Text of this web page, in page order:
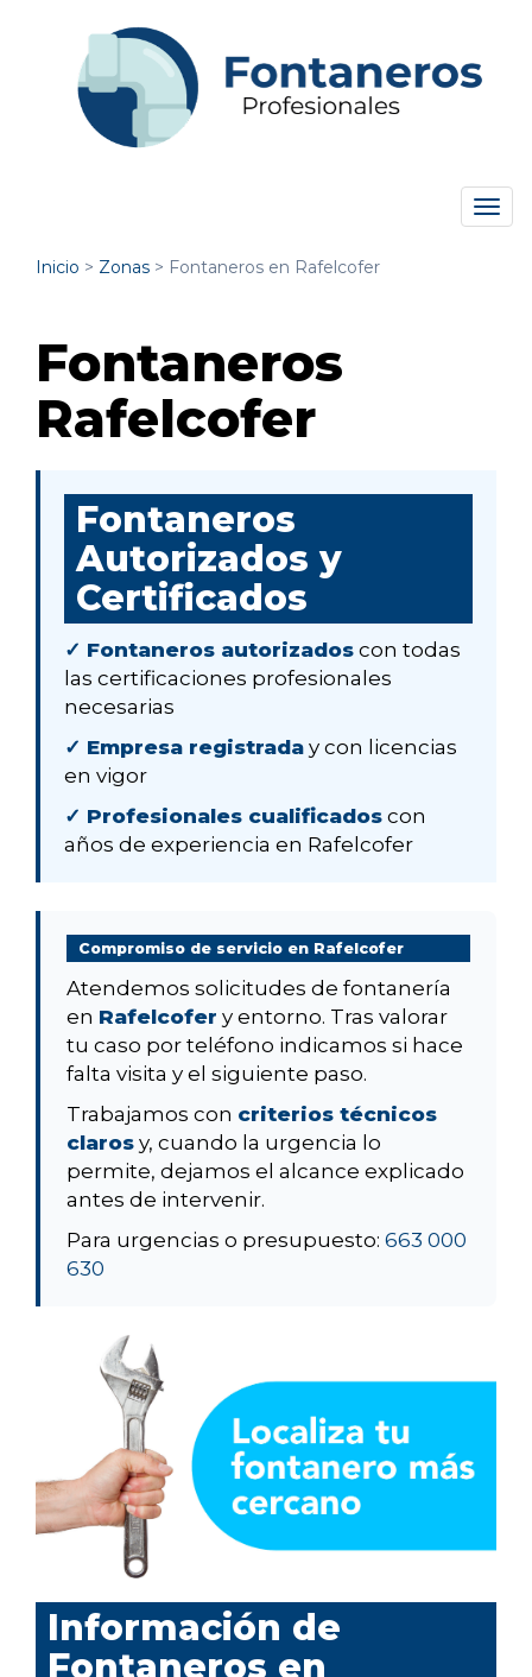
Inicio > Zonas > Fontaneros en Rafelcofer
Fontaneros
Rafelcofer
Fontaneros
Autorizados y
Certificados
✓ Fontaneros autorizados con todas
las certificaciones profesionales
necesarias
✓ Empresa registrada y con licencias
en vigor
✓ Profesionales cualificados con
años de experiencia en Rafelcofer
Compromiso de servicio en Rafelcofer
Atendemos solicitudes de fontanería
en Rafelcofer y entorno. Tras valorar
tu caso por teléfono indicamos si hace
falta visita y el siguiente paso.
Trabajamos con criterios técnicos
claros y, cuando la urgencia lo
permite, dejamos el alcance explicado
antes de intervenir.
Para urgencias o presupuesto: 663 000
630
Información de
Fontaneros en